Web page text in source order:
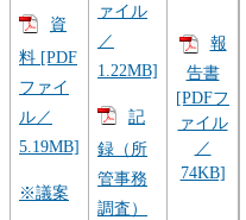
資
料 [PDF
ファイ
ル／
5.19MB]
※議案
ァイル
／
1.22MB]
記
録（所
管事務
調査）
報
告書
[PDFフ
ァイル
／
74KB]